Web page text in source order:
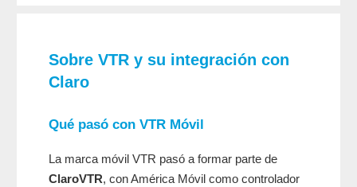
Sobre VTR y su integración con
Claro
Qué pasó con VTR Móvil
La marca móvil VTR pasó a formar parte de
ClaroVTR, con América Móvil como controlador